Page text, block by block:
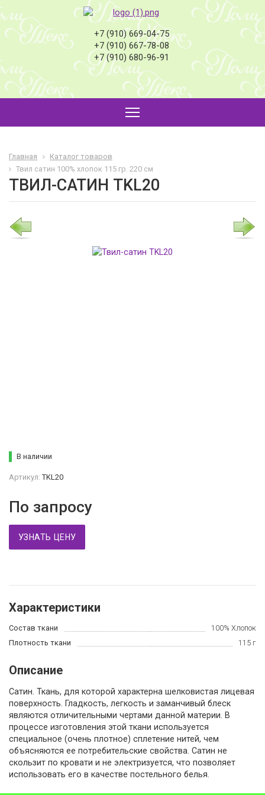
+7 (910) 669-04-75
+7 (910) 667-78-08
+7 (910) 680-96-91
Главная
Каталог товаров
Твил сатин 100% хлопок 115 гр. 220 см
ТВИЛ-САТИН TKL20
В наличии
Артикул: TKL20
По запросу
УЗНАТЬ ЦЕНУ
Характеристики
Состав ткани
100% Хлопок
Плотность ткани
115 г
Описание
Сатин. Ткань, для которой характерна шелковистая лицевая
поверхность. Гладкость, легкость и заманчивый блеск
являются отличительными чертами данной материи. В
процессе изготовления этой ткани используется
специальное (очень плотное) сплетение нитей, чем
объясняются ее потребительские свойства. Сатин не
скользит по кровати и не электризуется, что позволяет
использовать его в качестве постельного белья.